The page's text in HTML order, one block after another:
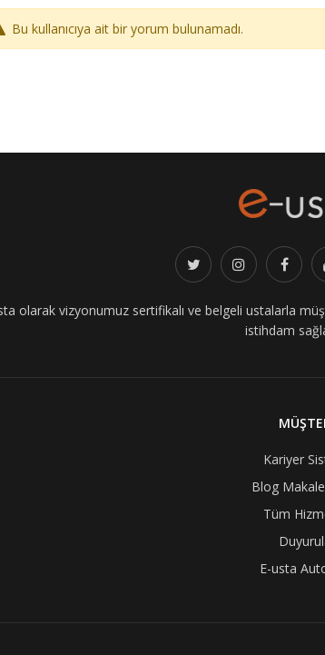
Bu kullanıcıya ait bir yorum bulunamadı.
olarak vizyonumuz sertifikalı ve belgeli ustalarla
istihdam
Kariyer
Blog
Tüm
E-usta